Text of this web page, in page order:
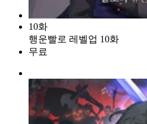
10화
행운빨로 레벨업 10화
무료